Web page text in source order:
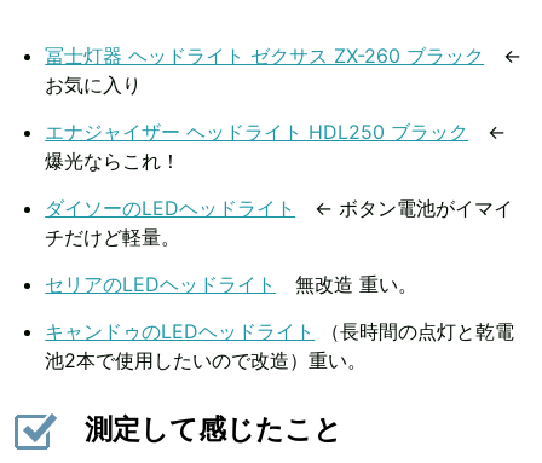
冨士灯器 ヘッドライト ゼクサス ZX-260 ブラック
←
お気に入り
エナジャイザー ヘッドライト HDL250 ブラック
←
爆光ならこれ！
ダイソーのLEDヘッドライト
← ボタン電池がイマイ
チだけど軽量。
セリアのLEDヘッドライト
無改造 重い。
キャンドゥのLEDヘッドライト
（長時間の点灯と乾電
池2本で使用したいので改造）重い。
測定して感じたこと